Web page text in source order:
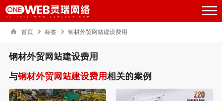
首页 标签 钢材外贸网站建设费用
钢材外贸网站建设费用
与钢材外贸网站建设费用相关的案例